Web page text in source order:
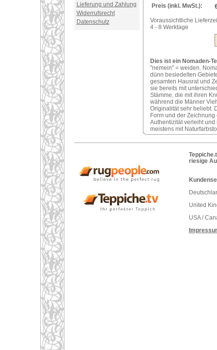
Lieferung und Zahlung
Widerrufsrecht
Datenschutz
Preis (inkl. MwSt.):
Voraussichtliche
4 - 8 Werktage
Dies ist ein Nomaden-
"nemein" = weiden.
dünn besiedelten
gesamten Hausrat und
sie bereits mit
Stämme, die mit ihren
während die Männer
Originalität sehr beliebt.
Form und der
Authentizität verleiht
meistens mit
riesige
United
USA /